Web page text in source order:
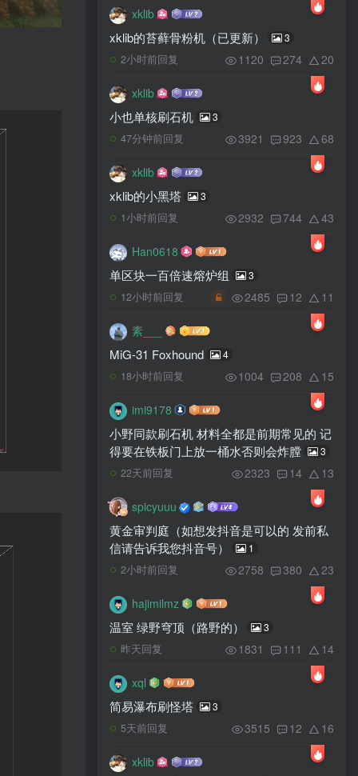
xklib
xklib的苔藓骨粉机（已更新） 3
2小时前回复 1120 274 20
xklib
小也单核刷石机 3
47分钟前回复 3921 923 68
xklib
xklib的小黑塔 3
1小时前回复 2932 744 43
Han0618
单区块一百倍速熔炉组 3
12小时前回复 2485 12 11
素___
MiG-31 Foxhound 4
18小时前回复 1004 208 15
imi9178
小野同款刷石机 材料全都是前期常见的 记
得要在铁板门上放一桶水否则会炸膛
3
22天前回复 2323 14 13
spicyuuu
黄金审判庭（如想发抖音是可以的 发前私
信请告诉我您抖音号）
1
2小时前回复 2758 380 23
hajimilmz
温室 绿野穹顶（路野的） 3
昨天回复 1831 111 14
xql
简易瀑布刷怪塔 3
5天前回复 3515 12 16
xklib